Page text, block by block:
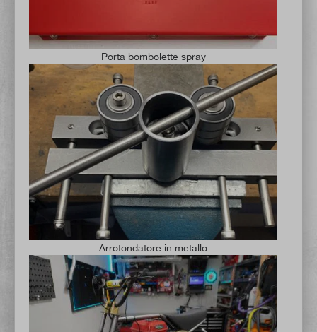
Porta bombolette spray
Arrotondatore in metallo